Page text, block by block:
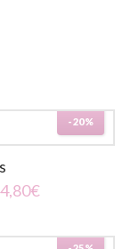
-20%
€